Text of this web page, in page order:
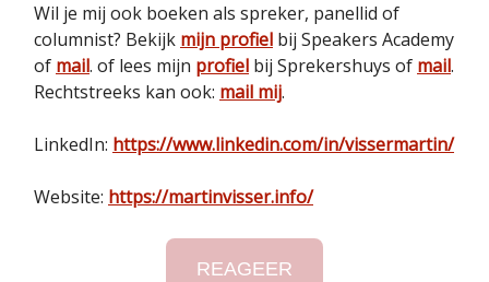
Wil je mij ook boeken als spreker, panellid of
columnist? Bekijk mijn profiel bij Speakers Academy
of mail. of lees mijn profiel bij Sprekershuys of mail.
Rechtstreeks kan ook: mail mij.
LinkedIn: https://www.linkedin.com/in/vissermartin/
Website: https://martinvisser.info/
REAGEER